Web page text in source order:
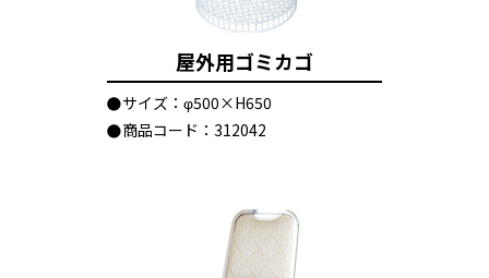
屋外用ゴミカゴ
サイズ：φ500×H650
商品コード：312042